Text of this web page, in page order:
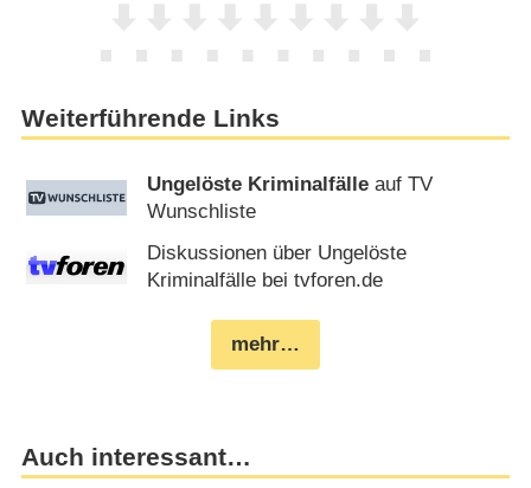
Weiterführende Links
Ungelöste Kriminalfälle auf TV
Wunschliste
Diskussionen über Ungelöste
Kriminalfälle bei tvforen.de
mehr…
Auch interessant…